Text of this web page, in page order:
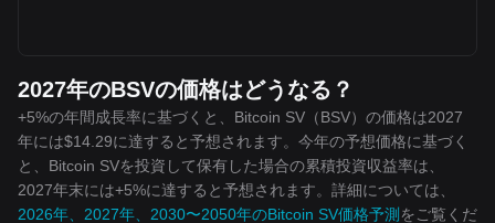
2027年のBSVの価格はどうなる？
+5%の年間成長率に基づくと、Bitcoin SV（BSV）の価格は2027
年には$14.29に達すると予想されます。今年の予想価格に基づく
と、Bitcoin SVを投資して保有した場合の累積投資収益率は、
2027年末には+5%に達すると予想されます。詳細については、
2026年、2027年、2030〜2050年のBitcoin SV価格予測 をご覧くだ